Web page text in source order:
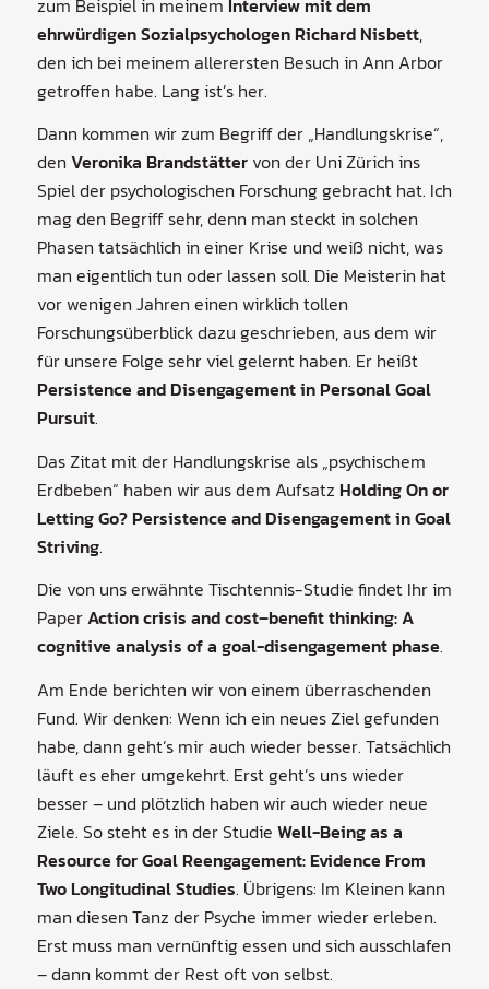
ehrwürdigen Sozialpsychologen Richard Nisbett,
den ich bei meinem allerersten Besuch in Ann Arbor
getroffen habe. Lang ist’s her.
Dann kommen wir zum Begriff der „Handlungskrise“,
den Veronika Brandstättervon der Uni Zürich ins
Spiel der psychologischen Forschung gebracht hat. Ich
mag den Begriff sehr, denn man steckt in solchen
Phasen tatsächlich in einer Krise und weiß nicht, was
man eigentlich tun oder lassen soll. Die Meisterin hat
vor wenigen Jahren einen wirklich tollen
Forschungsüberblick dazu geschrieben, aus dem wir
für unsere Folge sehr viel gelernt haben. Er heißt
Persistence and Disengagement in Personal Goal
Pursuit.
Das Zitat mit der Handlungskrise als „psychischem
Erdbeben“ haben wir aus dem Aufsatz Holding On or
Letting Go? Persistence and Disengagement in Goal
Striving.
Die von uns erwähnte Tischtennis-Studie findet Ihr im
PaperAction crisis and cost–benefit thinking: A
cognitive analysis of a goal-disengagement phase.
Am Ende berichten wir von einem überraschenden
Fund. Wir denken: Wenn ich ein neues Ziel gefunden
habe, dann geht’s mir auch wieder besser. Tatsächlich
läuft es eher umgekehrt. Erst geht’s uns wieder
besser – und plötzlich haben wir auch wieder neue
Ziele. So steht es in der Studie Well-Being as a
Resource for Goal Reengagement: Evidence From
Two Longitudinal Studies. Übrigens: Im Kleinen kann
man diesen Tanz der Psyche immer wieder erleben.
Erst muss man vernünftig essen und sich ausschlafen
– dann kommt der Rest oft von selbst.